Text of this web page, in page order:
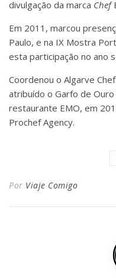
divulgação da marca Chef
Em 2011, marcou
Paulo, e na IX Mostra
esta participação no ano
Coordenou o Algarve
atribuído o Garfo de
restaurante EMO, em
Prochef Agency.
Por Viaje Comigo